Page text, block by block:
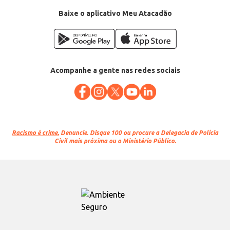
Baixe o aplicativo Meu Atacadão
Acompanhe a gente nas redes sociais
Racismo é crime. Denuncie. Disque 100 ou procure a Delegacia de Polícia
Civil mais próxima ou o Ministério Público.